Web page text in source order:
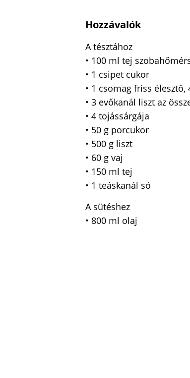
Hozzávalók
A tésztához
• 100 ml tej
• 1 csipet cukor
• 1 csomag friss élesztő,
• 3 evőkanál liszt az
• 4 tojássárgája
• 50 g porcukor
• 500 g liszt
• 60 g vaj
• 150 ml tej
• 1 teáskanál só
A sütéshez
• 800 ml olaj